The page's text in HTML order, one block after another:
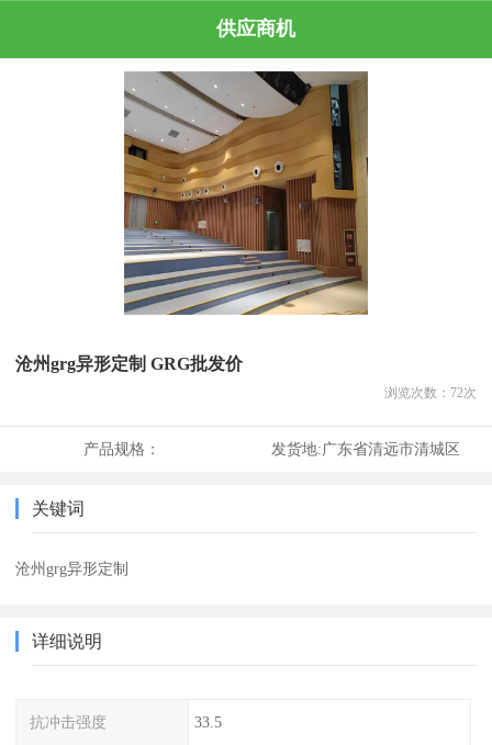
供应商机
沧州grg异形定制 GRG批发价
浏览次数： 72次
产品规格： 发货地:广东省清远市清城区
关键词
沧州grg异形定制
详细说明
抗冲击强度 33.5